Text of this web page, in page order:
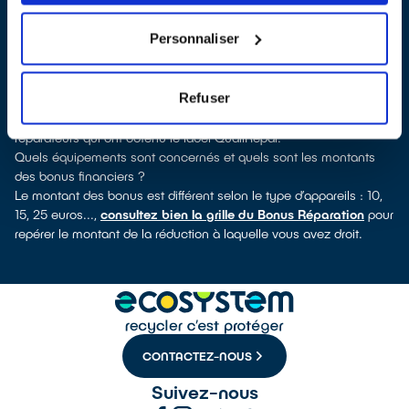
Personnaliser
Refuser
découvrirez pour quels types d’appareils ce professionnel a
télévision, smartphone, outils électriques : à chaque famille
d’équipements son réparateur spécialisé et labellisé QualiRépar.
Comment bénéficier du Bonus Réparation à Cléguer ?
Déduit instantanément et de manière visible de la facture de
réparation, le Bonus Réparation est en vigueur chez tous les
réparateurs qui ont obtenu le label QualiRépar.
Quels équipements sont concernés et quels sont les montants
des bonus financiers ?
Le montant des bonus est différent selon le type d’appareils : 10,
15, 25 euros..., consultez bien la grille du Bonus Réparation pour
repérer le montant de la réduction à laquelle vous avez droit.
CONTACTEZ-NOUS
Suivez-nous